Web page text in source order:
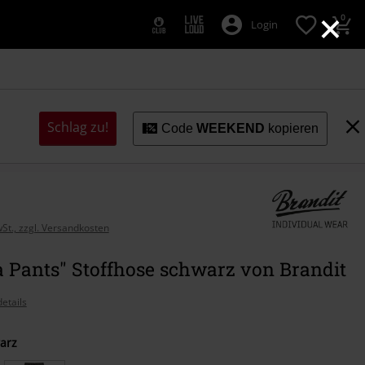
×
Login 0
Schlag zu! CodeWEEKEND kopieren
zzgl. Versandkosten
Pants" Stoffhose schwarz von Brandit